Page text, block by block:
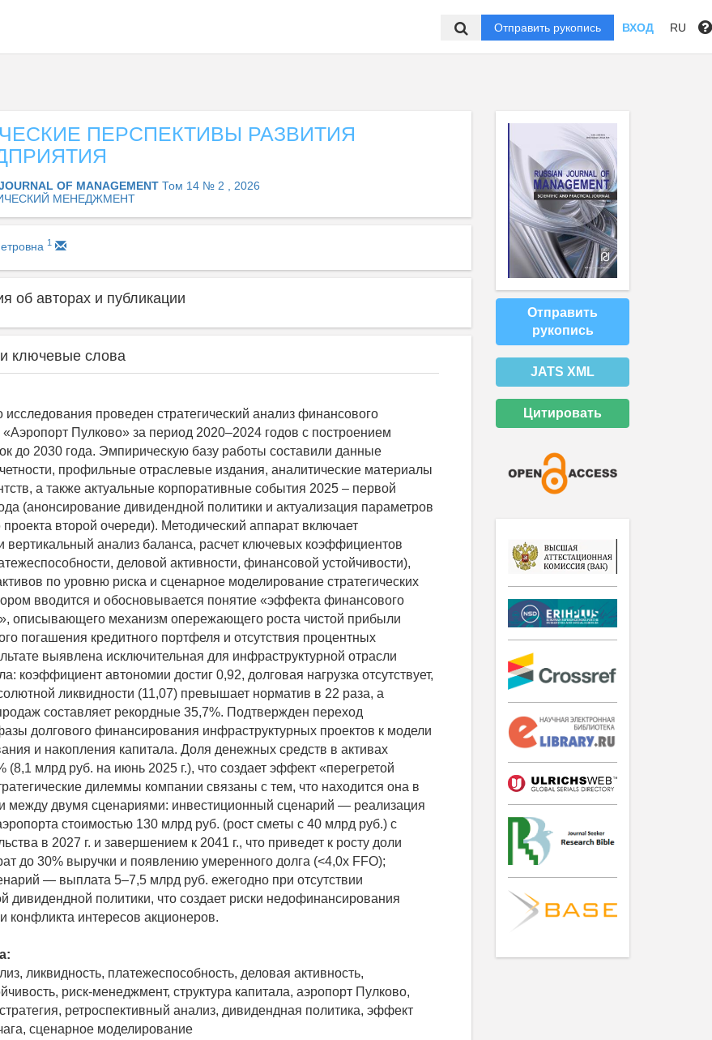
Отправить рукопись ВХОД RU
ПЕРСПЕКТИВЫ РАЗВИТИЯ
OF MANAGEMENT Том 14 № 2 , 2026
МЕНЕДЖМЕНТ
1
об авторах и публикации
ключевые слова
исследования проведен стратегический анализ финансового
Пулково» за период 2020–2024 годов с построением
до 2030 года. Эмпирическую базу работы составили данные
профильные отраслевые издания, аналитические материалы
а также актуальные корпоративные события 2025 – первой
(анонсирование дивидендной политики и актуализация параметров
проекта второй очереди). Методический аппарат включает
вертикальный анализ баланса, расчет ключевых коэффициентов
деловой активности, финансовой устойчивости),
по уровню риска и сценарное моделирование стратегических
вводится и обосновывается понятие «эффекта финансового
описывающего механизм опережающего роста чистой прибыли
погашения кредитного портфеля и отсутствия процентных
выявлена исключительная для инфраструктурной отрасли
коэффициент автономии достиг 0,92, долговая нагрузка отсутствует,
ликвидности (11,07) превышает норматив в 22 раза, а
составляет рекордные 35,7%. Подтвержден переход
долгового финансирования инфраструктурных проектов к модели
и накопления капитала. Доля денежных средств в активах
(8,1 млрд руб. на июнь 2025 г.), что создает эффект «перегретой
дилеммы компании связаны с тем, что находится она в
между двумя сценариями: инвестиционный сценарий — реализация
стоимостью 130 млрд руб. (рост сметы с 40 млрд руб.) с
в 2027 г. и завершением к 2041 г., что приведет к росту доли
до 30% выручки и появлению умеренного долга (<4,0x FFO);
— выплата 5–7,5 млрд руб. ежегодно при отсутствии
дивидендной политики, что создает риски недофинансирования
конфликта интересов акционеров.
ликвидность, платежеспособность, деловая активность,
риск-менеджмент, структура капитала, аэропорт Пулково,
ретроспективный анализ, дивидендная политика, эффект
сценарное моделирование
Отправить
рукопись
JATS XML
Цитировать